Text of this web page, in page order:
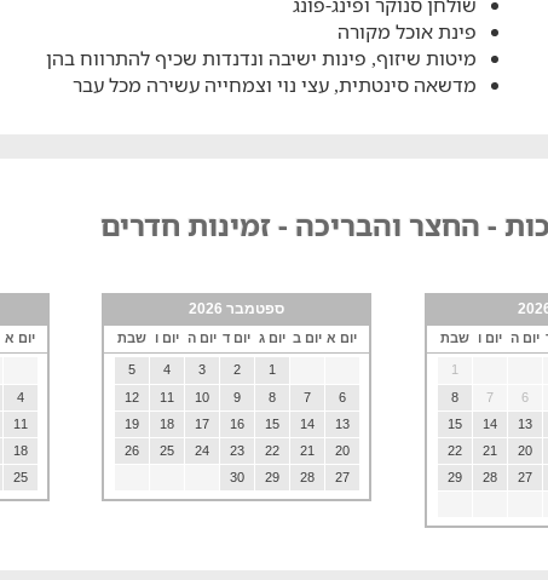
פינת אוכל מקורה
מיטות שיזוף, פינות ישיבה ונדנדות שכיף להתרווח בהן
מדשאה סינטתית, עצי נוי וצמחייה עשירה מכל עבר
- החצר והבריכה - זמינות חדרים
יום ה יום ו שבת
1
6
7
8
13
14
15
20
21
22
27
28
29
ספטמבר 2026
יום א יום ב יום ג יום ד יום ה יום ו שבת
1
2
3
4
5
6
7
8
9
10
11
12
13
14
15
16
17
18
19
20
21
22
23
24
25
26
27
28
29
30
יום א
4
11
18
25